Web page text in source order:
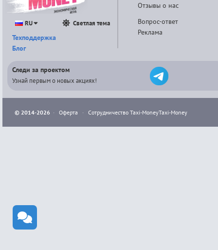
Отзывы о нас
Вопрос-ответ
Реклама
RU Светлая тема
Техподдержка
Блог
Следи за проектом
Узнай первым о новых акциях!
© 2014-2026 · Оферта · Сотрудничество Taxi-MoneyTaxi-Money